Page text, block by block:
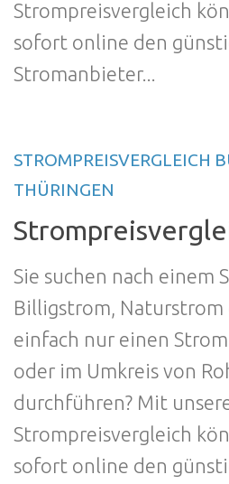
Strompreisvergleich
sofort online den
Stromanbieter...
STROMPREISVERGLEICH
THÜRINGEN
Sie suchen nach einem
Billigstrom, Naturstrom
einfach nur einen
oder im Umkreis von
durchführen? Mit
Strompreisvergleich
sofort online den